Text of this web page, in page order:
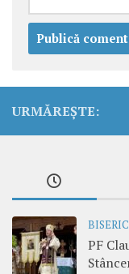
URMĂREȘTE:
PF